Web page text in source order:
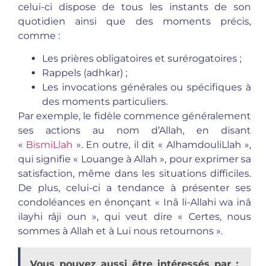
celui-ci dispose de tous les instants de son
quotidien ainsi que des moments précis,
comme :
Les prières obligatoires et surérogatoires ;
Rappels (adhkar) ;
Les invocations générales ou spécifiques à
des moments particuliers.
Par exemple, le fidèle commence généralement
ses actions au nom d’Allah, en disant
« BismiLlah ». En outre, il dit « AlhamdouliLlah »,
qui signifie « Louange à Allah », pour exprimer sa
satisfaction, même dans les situations difficiles.
De plus, celui-ci a tendance à présenter ses
condoléances en énonçant « Inâ li-Allahi wa inâ
ilayhi râji oun », qui veut dire « Certes, nous
sommes à Allah et à Lui nous retournons ».
Vous pouvez aussi être intéressés par :